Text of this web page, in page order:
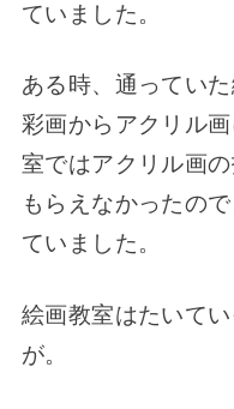
ていました。
ある時、通ってい
彩画からアクリル
室ではアクリル画
もらえなかったの
ていました。
絵画教室はたいて
が。